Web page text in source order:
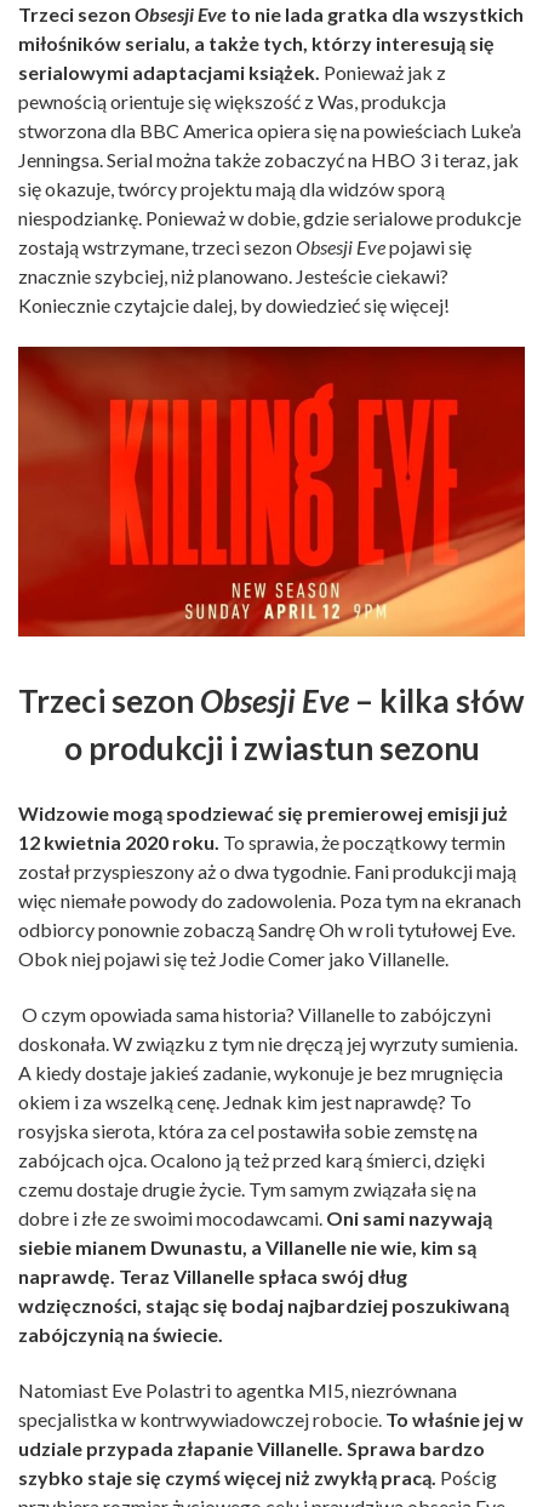
Trzeci sezon Obsesji Eve to nie lada gratka dla wszystkich
miłośników serialu, a także tych, którzy interesują się
serialowymi adaptacjami książek. Ponieważ jak z
pewnością orientuje się większość z Was, produkcja
stworzona dla BBC America opiera się na powieściach Luke’a
Jenningsa. Serial można także zobaczyć na HBO 3 i teraz, jak
się okazuje, twórcy projektu mają dla widzów sporą
niespodziankę. Ponieważ w dobie, gdzie serialowe produkcje
zostają wstrzymane, trzeci sezonObsesji Evepojawi się
znacznie szybciej, niż planowano. Jesteście ciekawi?
Koniecznie czytajcie dalej, by dowiedzieć się więcej!
Trzeci sezon Obsesji Eve – kilka słów
o produkcji i zwiastun sezonu
Widzowie mogą spodziewać się premierowej emisji już
12 kwietnia 2020 roku. To sprawia, że początkowy termin
został przyspieszony aż o dwa tygodnie. Fani produkcji mają
więc niemałe powody do zadowolenia. Poza tym na ekranach
odbiorcy ponownie zobaczą Sandrę Oh w roli tytułowej Eve.
Obok niej pojawi się też Jodie Comer jako Villanelle.
O czym opowiada sama historia? Villanelle to zabójczyni
doskonała. W związku z tym nie dręczą jej wyrzuty sumienia.
A kiedy dostaje jakieś zadanie, wykonuje je bez mrugnięcia
okiem i za wszelką cenę. Jednak kim jest naprawdę? To
rosyjska sierota, która za cel postawiła sobie zemstę na
zabójcach ojca. Ocalono ją też przed karą śmierci, dzięki
czemu dostaje drugie życie. Tym samym związała się na
dobre i złe ze swoimi mocodawcami. Oni sami nazywają
siebie mianem Dwunastu, a Villanelle nie wie, kim są
naprawdę. Teraz Villanelle spłaca swój dług
wdzięczności, stając się bodaj najbardziej poszukiwaną
zabójczynią na świecie.
Natomiast Eve Polastri to agentka MI5, niezrównana
specjalistka w kontrwywiadowczej robocie. To właśnie jej w
udziale przypada złapanie Villanelle. Sprawa bardzo
szybko staje się czymś więcej niż zwykłą pracą. Pościg